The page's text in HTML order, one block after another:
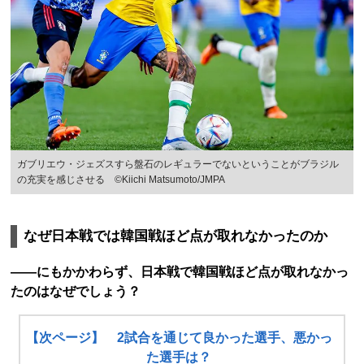
ガブリエウ・ジェズスすら盤石のレギュラーでないということがブラジル
の充実を感じさせる ©Kiichi Matsumoto/JMPA
なぜ日本戦では韓国戦ほど点が取れなかったのか
――にもかかわらず、日本戦で韓国戦ほど点が取れなかっ
たのはなぜでしょう？
【次ページ】 2試合を通じて良かった選手、悪かっ
た選手は？